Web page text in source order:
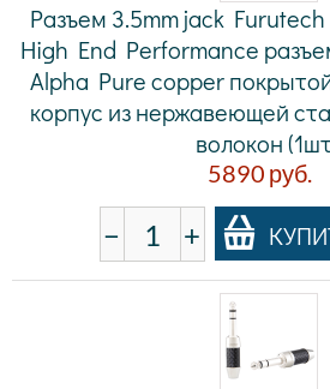
Разъем 3.5mm jack Furutech
High End Performance
Alpha Pure copper
корпус из нержавеющей
волокон
5890 руб.
− +